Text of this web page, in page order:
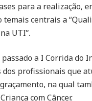
para a realização,
centrais a
UTI”.
a I Corrida do
dos profissionais que
na qual
com Câncer.